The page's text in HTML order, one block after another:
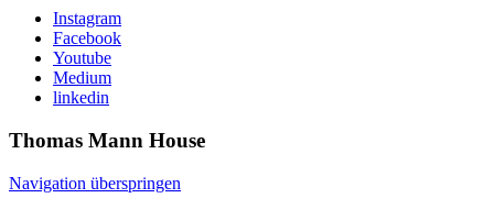
Instagram
Facebook
Youtube
Medium
linkedin
Thomas Mann House
Navigation überspringen